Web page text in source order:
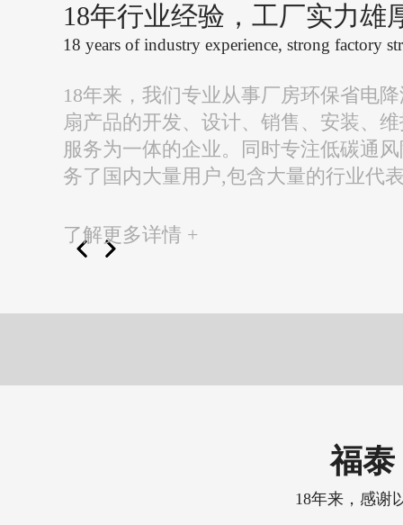
18年行业经验，工厂实力雄
18 years of industry experience, strong factory
18年来，我们专业从事厂房环保省电
扇产品的开发、设计、销售、安装、
服务为一体的企业。同时专注低碳通
务了国内大量用户,包含大量的行业代
了解更多详情 +
福泰
18年来，感谢